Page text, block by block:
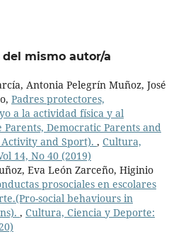
mismo autor/a
Antonia Pelegrín Muñoz, José
Padres protectores,
a la actividad física y al
Democratic Parents and
and Sport). , Cultura,
14, No 40 (2019)
Eva León Zarceño, Higinio
prosociales en escolares
social behaviours in
, Cultura, Ciencia y Deporte: